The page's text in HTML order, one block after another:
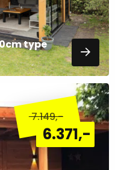
type
7.149,-
6.371,-